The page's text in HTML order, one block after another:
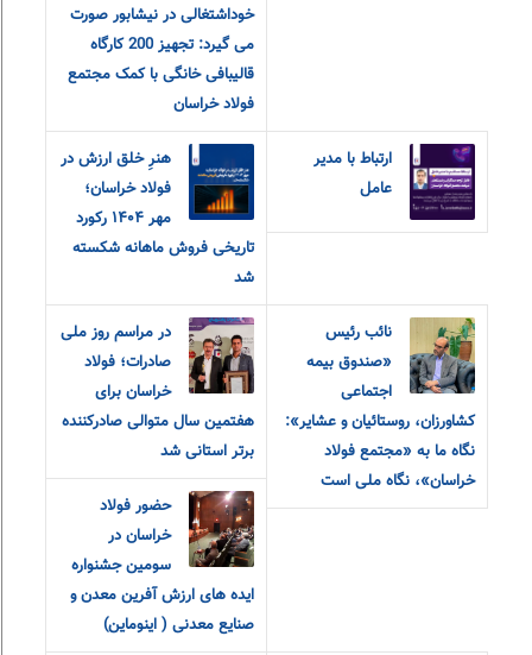
خوداشتغالی در نیشابور صورت
می گیرد: تجهیز 200 کارگاه
قالیبافی خانگی با کمک مجتمع
فولاد خراسان
ارتباط با مدیر
عامل
هنرِ خلق ارزش در
فولاد خراسان؛
مهر ۱۴۰۴ رکورد
تاریخی فروش ماهانه شکسته
شد
نائب رئیس
«صندوق بیمه
اجتماعی
کشاورزان، روستائیان و عشایر»:
نگاه ما به «مجتمع فولاد
خراسان»، نگاه ملی است
در مراسم روز ملی
صادرات؛ فولاد
خراسان برای
هفتمین سال متوالی صادرکننده
برتر استانی شد
حضور فولاد
خراسان در
سومین جشنواره
ایده های ارزش آفرین معدن و
صنایع معدنی ( اینوماین)